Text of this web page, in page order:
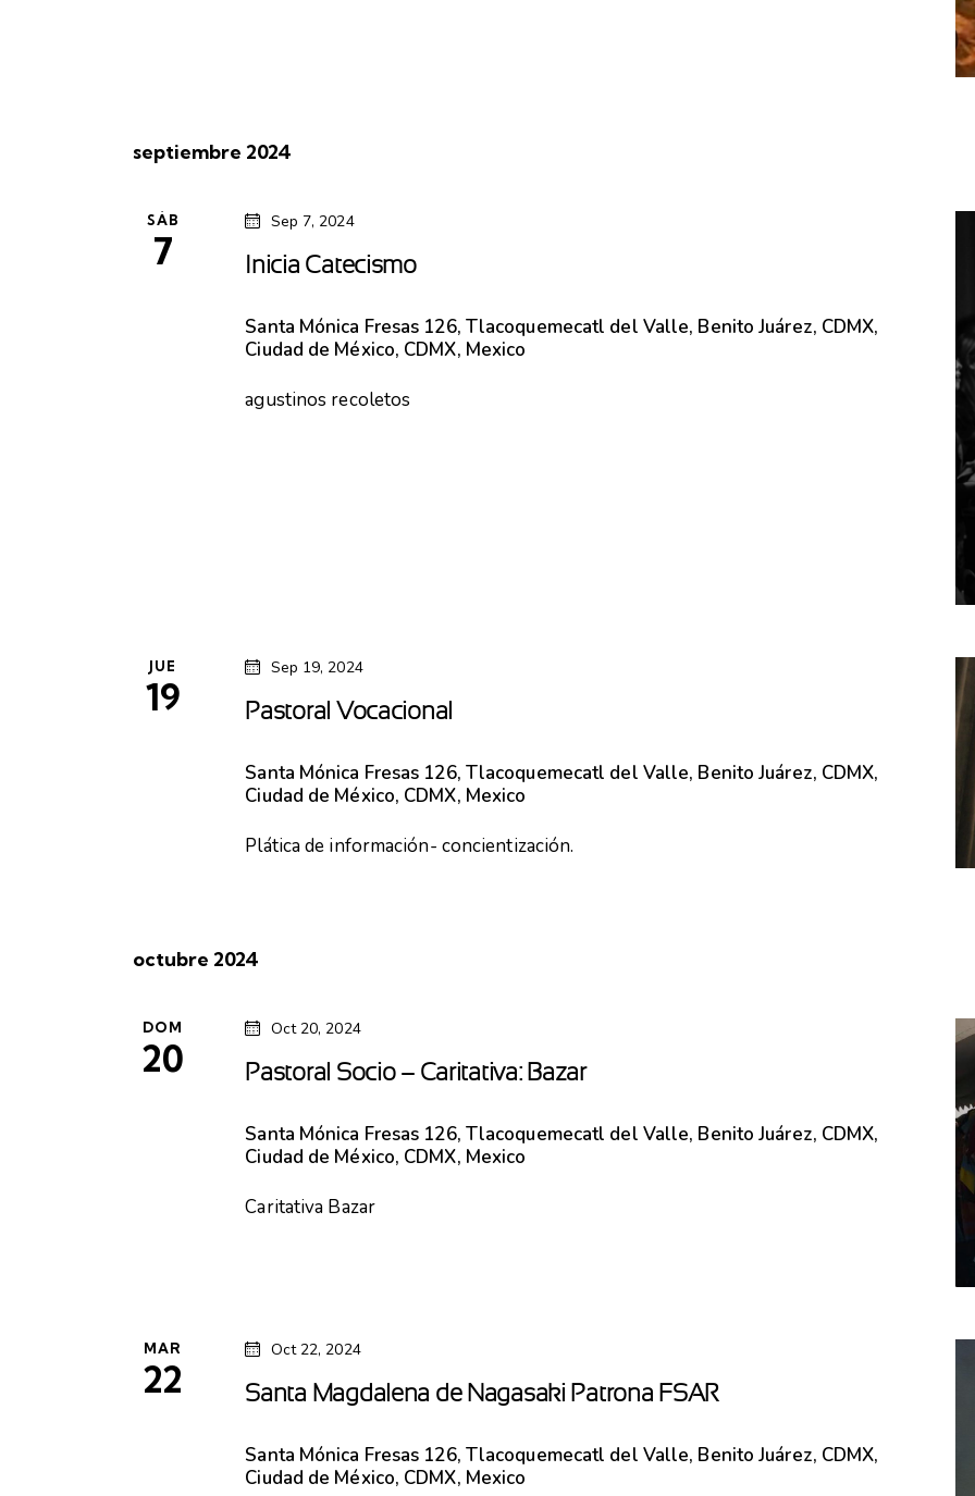
septiembre 2024
SÁB
7 Inicia Catecismo
Sep 7, 2024
Santa Mónica Fresas 126, Tlacoquemecatl del Valle, Benito Juárez, CDMX,
Ciudad de México, CDMX, Mexico
agustinos recoletos
JUE
19 Pastoral Vocacional
Sep 19, 2024
Santa Mónica Fresas 126, Tlacoquemecatl del Valle, Benito Juárez, CDMX,
Ciudad de México, CDMX, Mexico
Plática de información- concientización.
octubre 2024
DOM
20 Pastoral Socio – Caritativa: Bazar
Oct 20, 2024
Santa Mónica Fresas 126, Tlacoquemecatl del Valle, Benito Juárez, CDMX,
Ciudad de México, CDMX, Mexico
Caritativa Bazar
MAR
22 Santa Magdalena de Nagasaki Patrona FSAR
Oct 22, 2024
Santa Mónica Fresas 126, Tlacoquemecatl del Valle, Benito Juárez, CDMX,
Ciudad de México, CDMX, Mexico